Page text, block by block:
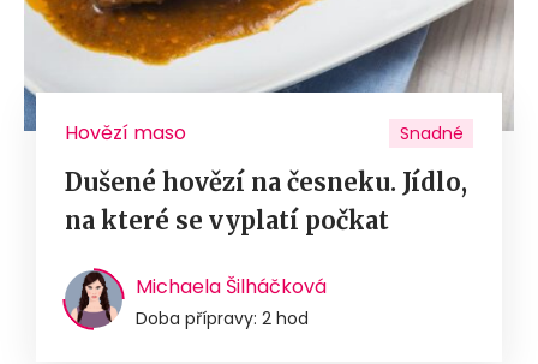
Hovězí maso Snadné
Dušené hovězí na česneku. Jídlo,
na které se vyplatí počkat
Michaela Šilháčková
Doba přípravy: 2 hod